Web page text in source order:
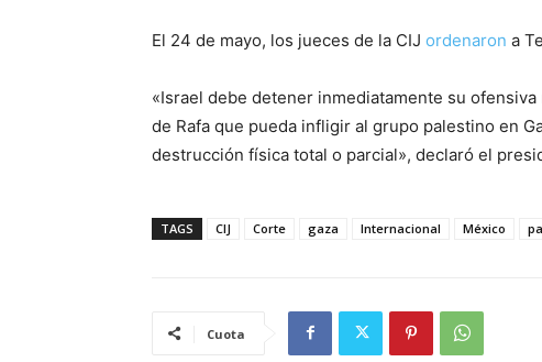
El 24 de mayo, los jueces de la CIJ ordenaron a
«Israel debe detener inmediatamente su
de Rafa que pueda infligir al grupo palestino en
destrucción física total o parcial», declaró el
TAGS CIJ Corte gaza Internacional México
Cuota